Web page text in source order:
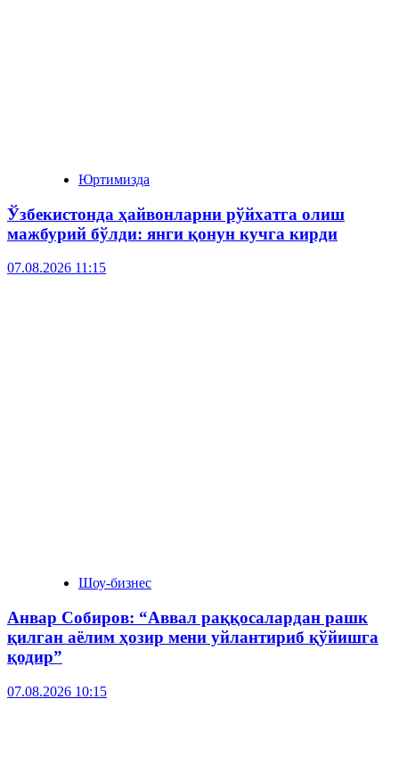
Юртимизда
Ўзбекистонда ҳайвонларни рўйхатга олиш
мажбурий бўлди: янги қонун кучга кирди
07.08.2026 11:15
Шоу-бизнес
Анвар Собиров: “Аввал раққосалардан рашк
қилган аёлим ҳозир мени уйлантириб қўйишга
қодир”
07.08.2026 10:15